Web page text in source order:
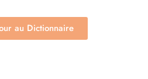
au Dictionnaire